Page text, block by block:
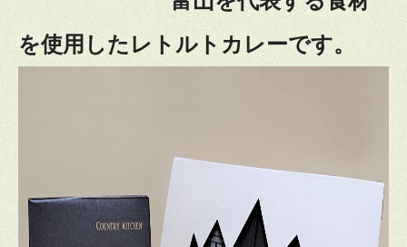
を使用したレトルトカレーです。